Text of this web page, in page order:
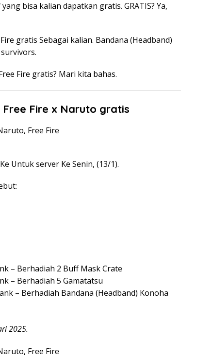
bisa kalian dapatkan gratis. GRATIS? Ya,
gratis Sebagai kalian. Bandana (Headband)
Fire gratis? Mari kita bahas.
Fire x Naruto gratis
Untuk server Ke Senin, (13/1).
– Berhadiah 2 Buff Mask Crate
– Berhadiah 5 Gamatatsu
– Berhadiah Bandana (Headband) Konoha
2025.